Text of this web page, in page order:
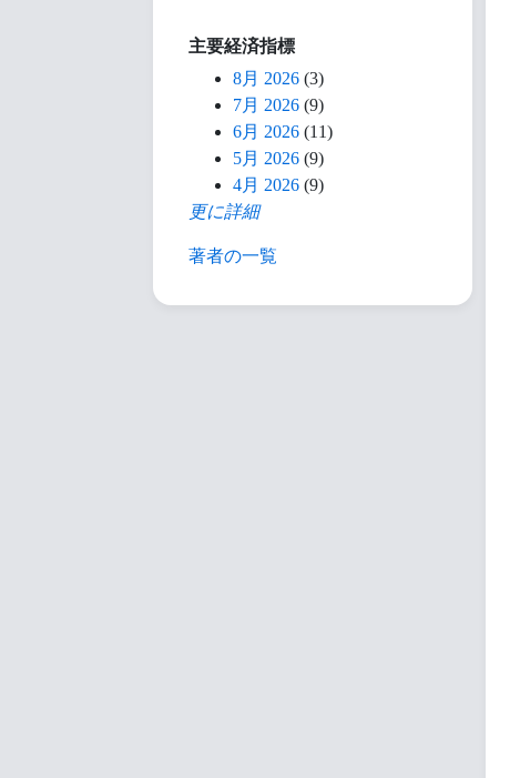
主要経済指標
8月 2026 (3)
7月 2026 (9)
6月 2026 (11)
5月 2026 (9)
4月 2026 (9)
更に詳細
著者の一覧